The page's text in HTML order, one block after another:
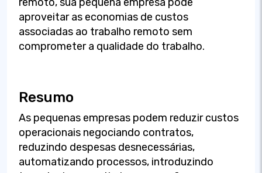
aproveitar as economias de custos
associadas ao trabalho remoto sem
comprometer a qualidade do trabalho.
Resumo
As pequenas empresas podem reduzir custos
operacionais negociando contratos,
reduzindo despesas desnecessárias,
automatizando processos, introduzindo